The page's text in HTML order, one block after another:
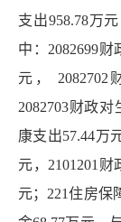
支出958.78万元
中： 2082699财
元，
2082702
2082703财政对
康支出57.44万
元， 2101201 财
元； 221住房保